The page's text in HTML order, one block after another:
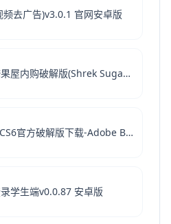
频去广告)v3.0.1 官网安卓版
怪物史莱克的糖果屋内购破解版(Shrek Sugar Fever)v0.5.1 安卓无限金币版
Adobe Bridge CS6官方破解版下载-Adobe Bridge CS6电脑版官网最新下载 v5.0.0.399
学生端v0.0.87 安卓版